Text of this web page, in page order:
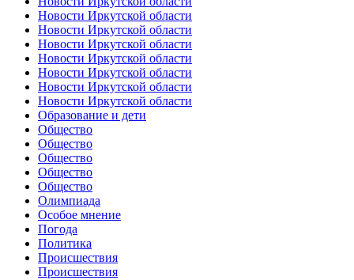
Новости Иркутской области
Новости Иркутской области
Новости Иркутской области
Новости Иркутской области
Новости Иркутской области
Новости Иркутской области
Новости Иркутской области
Образование и дети
Общество
Общество
Общество
Общество
Общество
Олимпиада
Особое мнение
Погода
Политика
Происшествия
Происшествия